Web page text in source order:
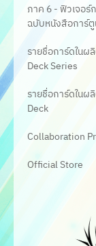
ภาค 6 - ฟิวเจอ
ฉบับหนังสือการ์
รายชื่อการ์ดใน
Deck Series
รายชื่อการ์ดใน
Deck
Collaboration
Official Store